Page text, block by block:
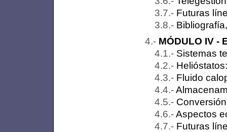
Futuras
MÓDULO IV -
Sistemas
Fluido
Aspectos
Futuras